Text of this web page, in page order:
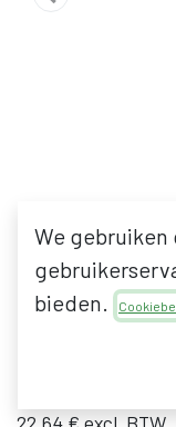
OVAAL
We gebruiken
bieden.